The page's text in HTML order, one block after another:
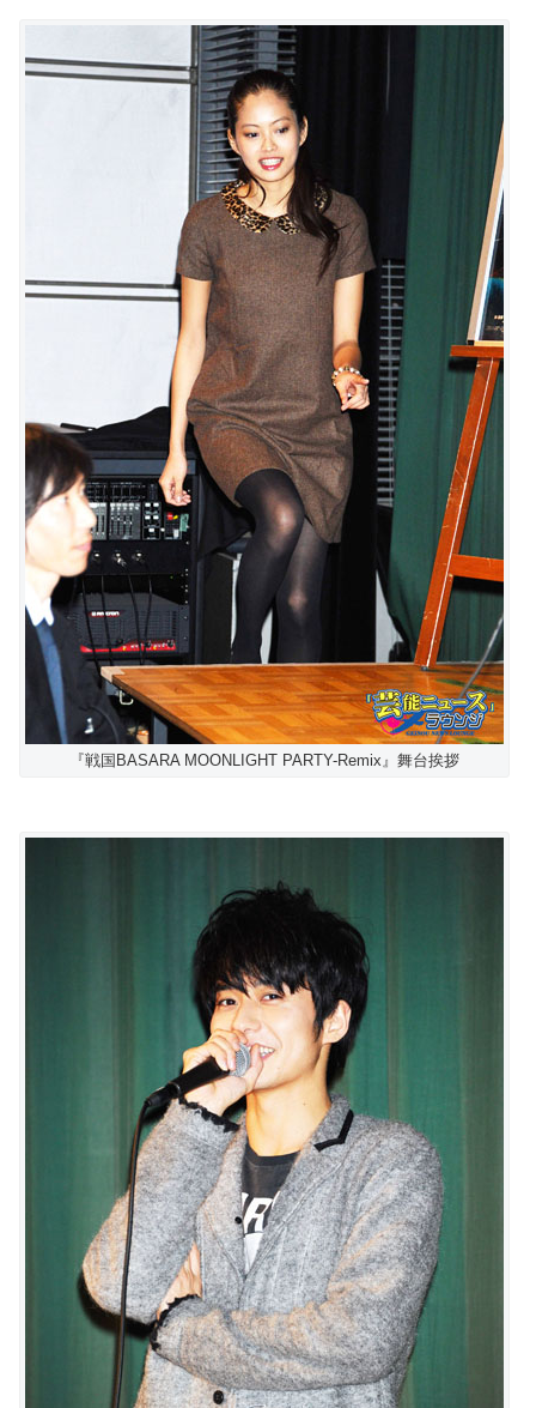
『戦国BASARA MOONLIGHT PARTY-Remix』舞台挨拶